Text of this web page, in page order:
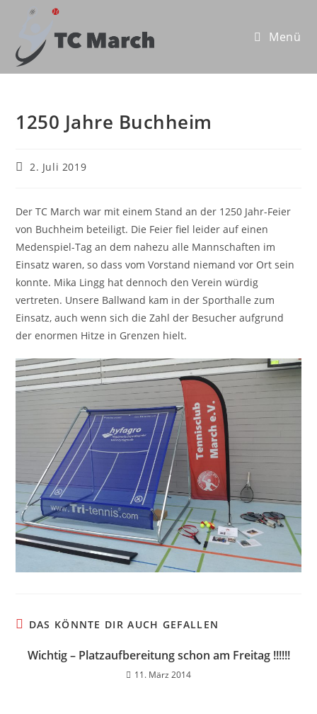
springen
Menü
1250 Jahre Buchheim
Beitrag
2. Juli 2019
Der TC March war mit einem Stand an der 1250 Jahr-Feier
von Buchheim beteiligt. Die Feier fiel leider auf einen
Medenspiel-Tag an dem nahezu alle Mannschaften im
Einsatz waren, so dass vom Vorstand niemand vor Ort sein
konnte. Mika Lingg hat dennoch den Verein würdig
vertreten. Unsere Ballwand kam in der Sporthalle zum
Einsatz, auch wenn sich die Zahl der Besucher aufgrund
der enormen Hitze in Grenzen hielt.
DAS KÖNNTE DIR AUCH GEFALLEN
Wichtig – Platzaufbereitung schon am Freitag !!!!!!
11. März 2014